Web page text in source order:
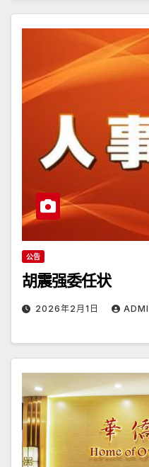
公告
胡震强委任状
2026年2月1日